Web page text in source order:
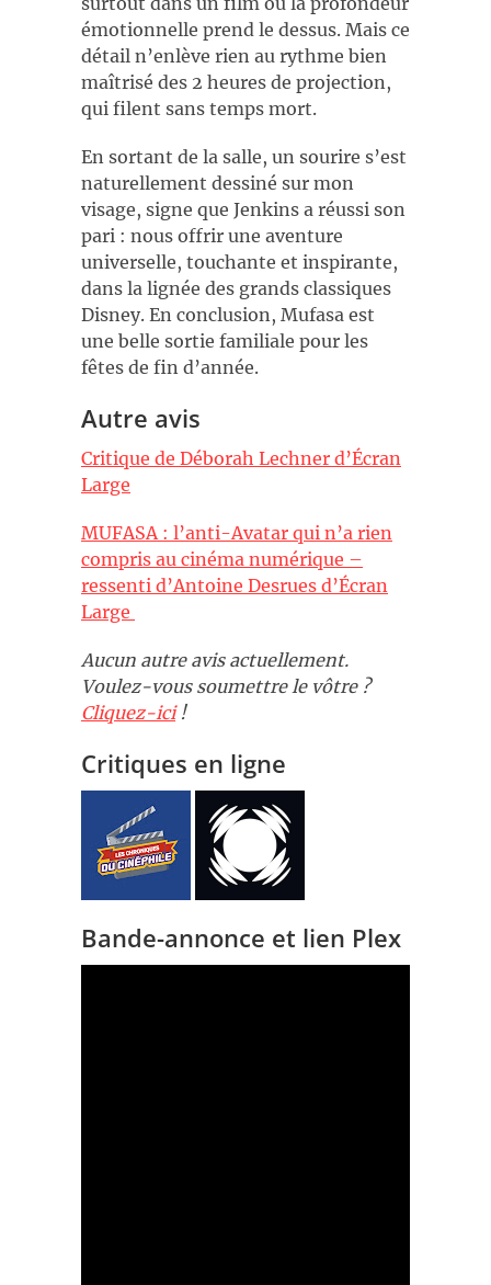
émotionnelle prend le dessus. Mais ce
détail n’enlève rien au rythme bien
maîtrisé des 2 heures de projection,
qui filent sans temps mort.
En sortant de la salle, un sourire s’est
naturellement dessiné sur mon
visage, signe que Jenkins a réussi son
pari : nous offrir une aventure
universelle, touchante et inspirante,
dans la lignée des grands classiques
Disney. En conclusion, Mufasa est
une belle sortie familiale pour les
fêtes de fin d’année.
Autre avis
Critique de Déborah Lechner d’Écran
Large
MUFASA : l’anti-Avatar qui n’a rien
compris au cinéma numérique –
ressenti d’Antoine Desrues d’Écran
Large
Aucun autre avis actuellement.
Voulez-vous soumettre le vôtre ?
Cliquez-ici!
Critiques en ligne
Bande-annonce et lien Plex